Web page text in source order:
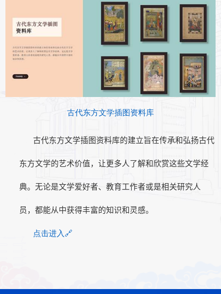
古代东方文学插图资料库
古代东方文学插图资料库的建立旨在传承和弘扬古代
东方文学的艺术价值，让更多人了解和欣赏这些文学经
典。无论是文学爱好者、教育工作者或是相关研究人
员，都能从中获得丰富的知识和灵感。
点击进入 🔗